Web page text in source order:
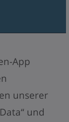
App
unserer
und